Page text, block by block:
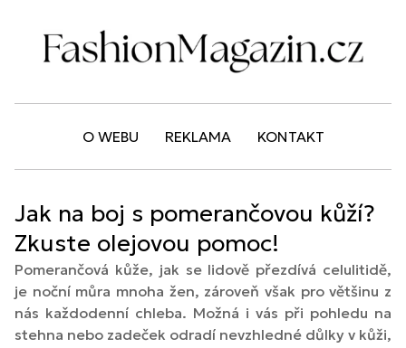
O WEBU REKLAMA KONTAKT
Jak na boj s pomerančovou kůží?
Zkuste olejovou pomoc!
Pomerančová kůže, jak se lidově přezdívá celulitidě,
je noční můra mnoha žen, zároveň však pro většinu z
nás každodenní chleba. Možná i vás při pohledu na
stehna nebo zadeček odradí nevzhledné důlky v kůži,